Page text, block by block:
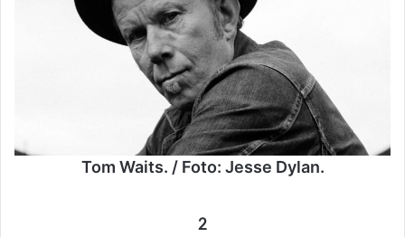
Tom Waits. / Foto: Jesse Dylan.
2